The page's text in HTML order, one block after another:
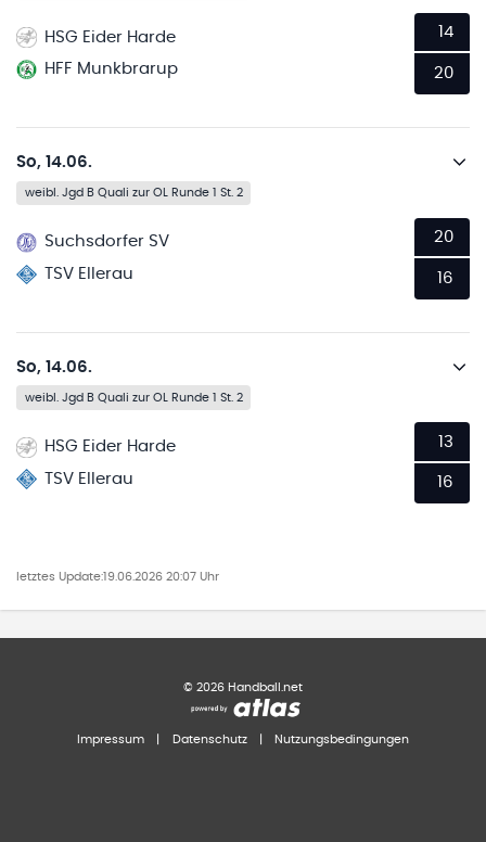
HSG Eider Harde
HFF Munkbrarup
14
20
So, 14.06.
weibl. Jgd B Quali zur OL Runde 1 St. 2
Suchsdorfer SV
TSV Ellerau
20
16
So, 14.06.
weibl. Jgd B Quali zur OL Runde 1 St. 2
HSG Eider Harde
TSV Ellerau
13
16
letztes Update: 19.06.2026 20:07 Uhr
© 2026 Handball.net
Impressum Datenschutz Nutzungsbedingungen